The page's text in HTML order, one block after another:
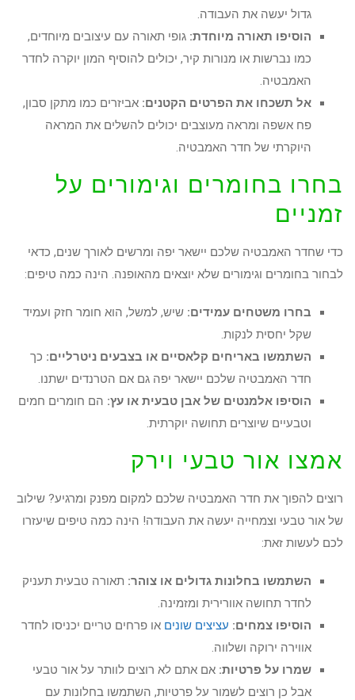
גדול יעשה את העבודה.
הוסיפו תאורה מיוחדת: גופי תאורה עם עיצובים מיוחדים,
כמו נברשות או מנורות קיר, יכולים להוסיף המון יוקרה לחדר
האמבטיה.
אל תשכחו את הפרטים הקטנים: אביזרים כמו מתקן סבון,
פח אשפה ומראה מעוצבים יכולים להשלים את המראה
היוקרתי של חדר האמבטיה.
בחרו בחומרים וגימורים על
זמניים
כדי שחדר האמבטיה שלכם יישאר יפה ומרשים לאורך שנים, כדאי
לבחור בחומרים וגימורים שלא יוצאים מהאופנה. הינה כמה טיפים:
בחרו משטחים עמידים: שיש, למשל, הוא חומר חזק ועמיד
שקל יחסית לנקות.
השתמשו באריחים קלאסיים או בצבעים ניטרליים: כך
חדר האמבטיה שלכם יישאר יפה גם אם הטרנדים ישתנו.
הוסיפו אלמנטים של אבן טבעית או עץ: הם חומרים חמים
וטבעיים שיוצרים תחושה יוקרתית.
אמצו אור טבעי וירק
רוצים להפוך את חדר האמבטיה שלכם למקום מפנק ומרגיע? שילוב
של אור טבעי וצמחייה יעשה את העבודה! הינה כמה טיפים שיעזרו
לכם לעשות זאת:
השתמשו בחלונות גדולים או צוהר: תאורה טבעית תעניק
לחדר תחושה אוורירית ומזמינה.
הוסיפו צמחים: עציצים שונים או פרחים טריים יכניסו לחדר
אווירה ירוקה ושלווה.
שמרו על פרטיות: אם אתם לא רוצים לוותר על אור טבעי
אבל כן רוצים לשמור על פרטיות, השתמשו בחלונות עם